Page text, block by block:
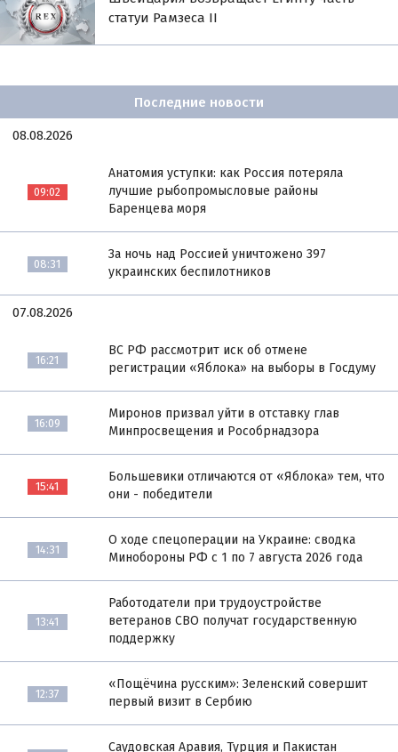
статуи Рамзеса II
Последние новости
08.08.2026
09:02
Анатомия уступки: как Россия потеряла
лучшие рыбопромысловые районы
Баренцева моря
08:31
За ночь над Россией уничтожено 397
украинских беспилотников
07.08.2026
16:21
ВС РФ рассмотрит иск об отмене
регистрации «Яблока» на выборы в Госдуму
16:09
Миронов призвал уйти в отставку глав
Минпросвещения и Рособрнадзора
15:41
Большевики отличаются от «Яблока» тем, что
они - победители
14:31
О ходе спецоперации на Украине: сводка
Минобороны РФ с 1 по 7 августа 2026 года
13:41
Работодатели при трудоустройстве
ветеранов СВО получат государственную
поддержку
12:37
«Пощёчина русским»: Зеленский совершит
первый визит в Сербию
Саудовская Аравия, Турция и Пакистан